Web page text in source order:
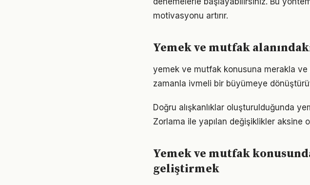
motivasyonu artırır.
Yemek ve mutfak
yemek ve mutfak konusuna merakla ve
zamanla ivmeli bir büyümeye
Doğru alışkanlıklar oluşturulduğunda
Zorlama ile yapılan değişiklikler aksine
Yemek ve mutfak
geliştirmek